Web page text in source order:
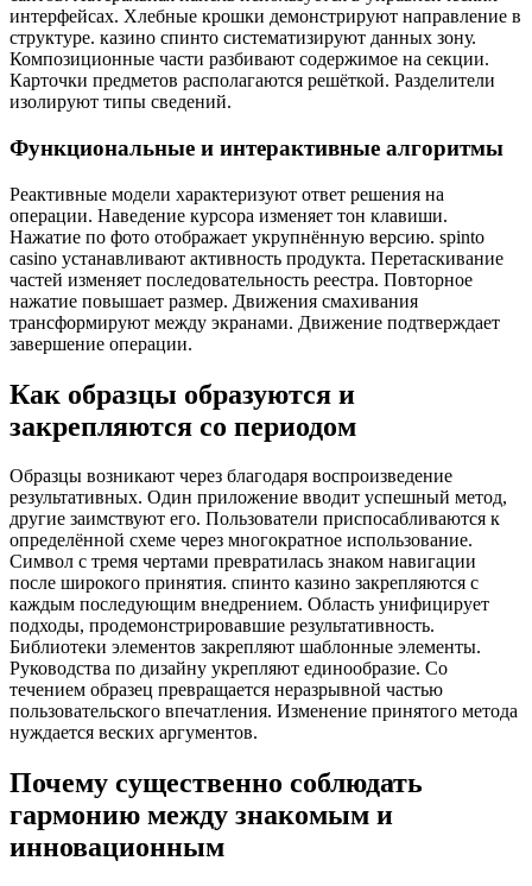
интерфейсах. Хлебные крошки демонстрируют направление в
структуре. казино спинто систематизируют данных зону.
Композиционные части разбивают содержимое на секции.
Карточки предметов располагаются решёткой. Разделители
изолируют типы сведений.
Функциональные и интерактивные алгоритмы
Реактивные модели характеризуют ответ решения на
операции. Наведение курсора изменяет тон клавиши.
Нажатие по фото отображает укрупнённую версию. spinto
casino устанавливают активность продукта. Перетаскивание
частей изменяет последовательность реестра. Повторное
нажатие повышает размер. Движения смахивания
трансформируют между экранами. Движение подтверждает
завершение операции.
Как образцы образуются и
закрепляются со периодом
Образцы возникают через благодаря воспроизведение
результативных. Один приложение вводит успешный метод,
другие заимствуют его. Пользователи приспосабливаются к
определённой схеме через многократное использование.
Символ с тремя чертами превратилась знаком навигации
после широкого принятия. спинто казино закрепляются с
каждым последующим внедрением. Область унифицирует
подходы, продемонстрировавшие результативность.
Библиотеки элементов закрепляют шаблонные элементы.
Руководства по дизайну укрепляют единообразие. Со
течением образец превращается неразрывной частью
пользовательского впечатления. Изменение принятого метода
нуждается веских аргументов.
Почему существенно соблюдать
гармонию между знакомым и
инновационным